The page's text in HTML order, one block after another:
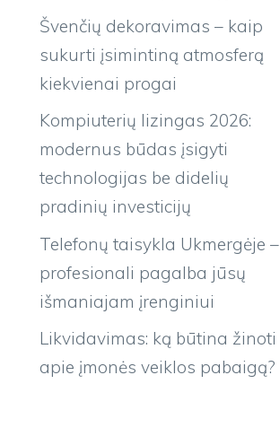
Švenčių dekoravimas – kaip
sukurti įsimintiną atmosferą
kiekvienai progai
Kompiuterių lizingas 2026:
modernus būdas įsigyti
technologijas be didelių
pradinių investicijų
Telefonų taisykla Ukmergėje –
profesionali pagalba jūsų
išmaniajam įrenginiui
Likvidavimas: ką būtina žinoti
apie įmonės veiklos pabaigą?